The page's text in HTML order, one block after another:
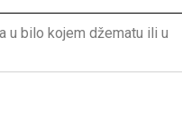
u bilo kojem džematu ili u